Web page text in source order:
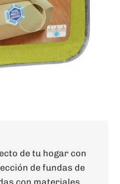
de tu hogar con
de fundas de